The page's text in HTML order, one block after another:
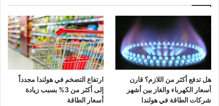
هل تدفع أكثر من اللازم؟ قارن
أسعار الكهرباء والغاز بين أشهر
شركات الطاقة في هولندا
ارتفاع التضخم في هولندا مجدداً
إلى أكثر من 3% بسبب زيادة
أسعار الطاقة